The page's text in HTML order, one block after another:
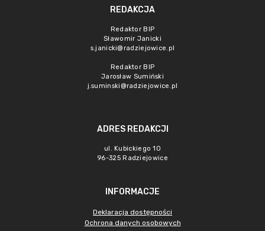
REDAKCJA
Redaktor BIP
Sławomir Janicki
s.janicki@radziejowice.pl
Redaktor BIP
Jarosław Sumiński
j.suminski@radziejowice.pl
ADRES REDAKCJI
ul. Kubickiego 10
96-325 Radziejowice
INFORMACJE
Deklaracja dostępności
Ochrona danych osobowych